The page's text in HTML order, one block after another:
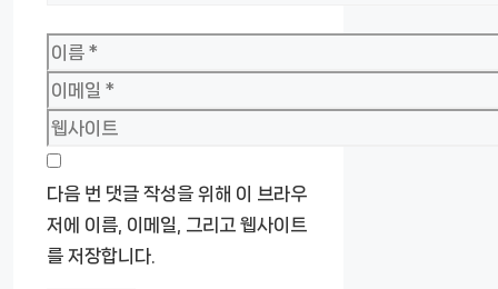
이
름
이
메
일
웹
사
이
트
다음 번 댓글 작성을 위해 이 브라우
저에 이름, 이메일, 그리고 웹사이트
를 저장합니다.